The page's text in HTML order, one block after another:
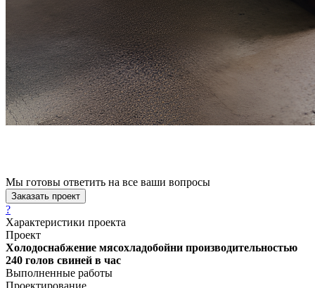
Мы готовы ответить на все ваши вопросы
Заказать проект
?
Характеристики проекта
Проект
Холодоснабжение мясохладобойни производительностью
240 голов свиней в час
Выполненные работы
Проектирование